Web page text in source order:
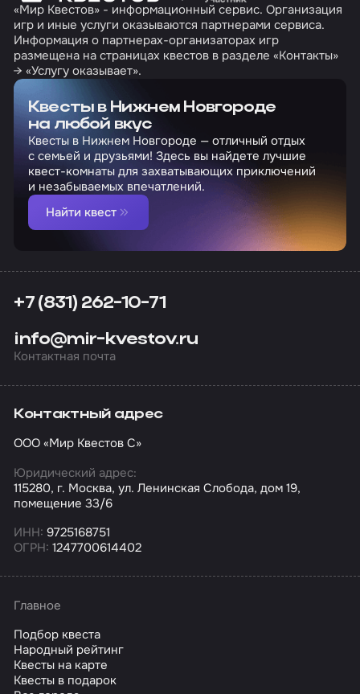
«Мир Квестов» - информационный сервис. Организация
игр и иные услуги оказываются партнерами сервиса.
Информация о партнерах-организаторах игр
размещена на страницах квестов в разделе «Контакты»
→ «Услугу оказывает».
Квесты в Нижнем Новгороде
на любой вкус
Квесты в Нижнем Новгороде — отличный отдых
с семьей и друзьями! Здесь вы найдете лучшие
квест-комнаты для захватывающих приключений
и незабываемых впечатлений.
Найти квест
+7 (831) 262-10-71
info@mir-kvestov.ru
Контактная почта
Контактный адрес
ООО «Мир Квестов С»
Юридический адрес:
115280, г. Москва, ул. Ленинская Слобода, дом 19,
помещение 33/6
ИНН: 9725168751
ОГРН: 1247700614402
Главное
Подбор квеста
Народный рейтинг
Квесты на карте
Квесты в подарок